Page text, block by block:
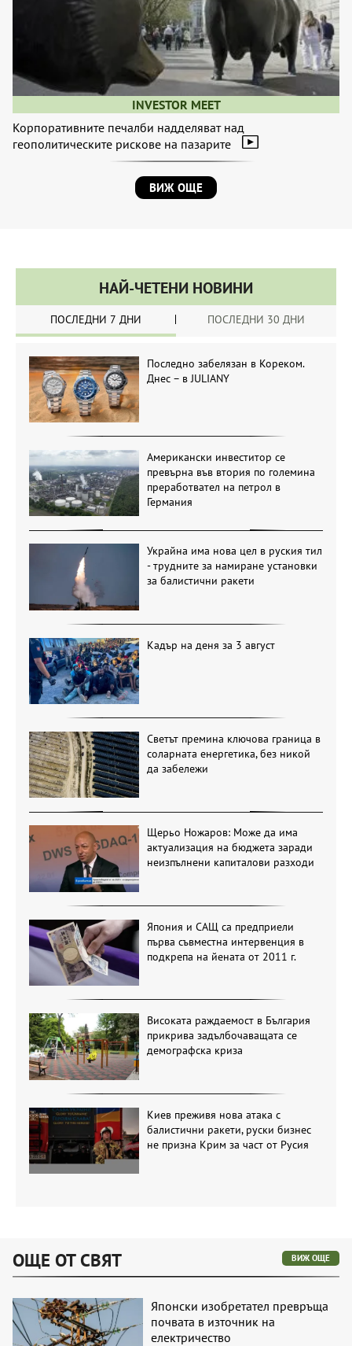
INVESTOR MEET
Корпоративните печалби надделяват над
геополитическите рискове на пазарите
ВИЖ ОЩЕ
НАЙ-ЧЕТЕНИ НОВИНИ
ПОСЛЕДНИ 7 ДНИ ПОСЛЕДНИ 30 ДНИ
Последно забелязан в Кореком.
Днес – в JULIANY
Американски инвеститор се
превърна във втория по големина
преработвател на петрол в
Германия
Украйна има нова цел в руския тил
- трудните за намиране установки
за балистични ракети
Кадър на деня за 3 август
Светът премина ключова граница в
соларната енергетика, без никой
да забележи
Щерьо Ножаров: Може да има
актуализация на бюджета заради
неизпълнени капиталови разходи
Япония и САЩ са предприели
първа съвместна интервенция в
подкрепа на йената от 2011 г.
Високата раждаемост в България
прикрива задълбочаващата се
демографска криза
Киев преживя нова атака с
балистични ракети, руски бизнес
не призна Крим за част от Русия
ОЩЕ ОТ СВЯТ ВИЖ ОЩЕ
Японски изобретател превръща
почвата в източник на
електричество